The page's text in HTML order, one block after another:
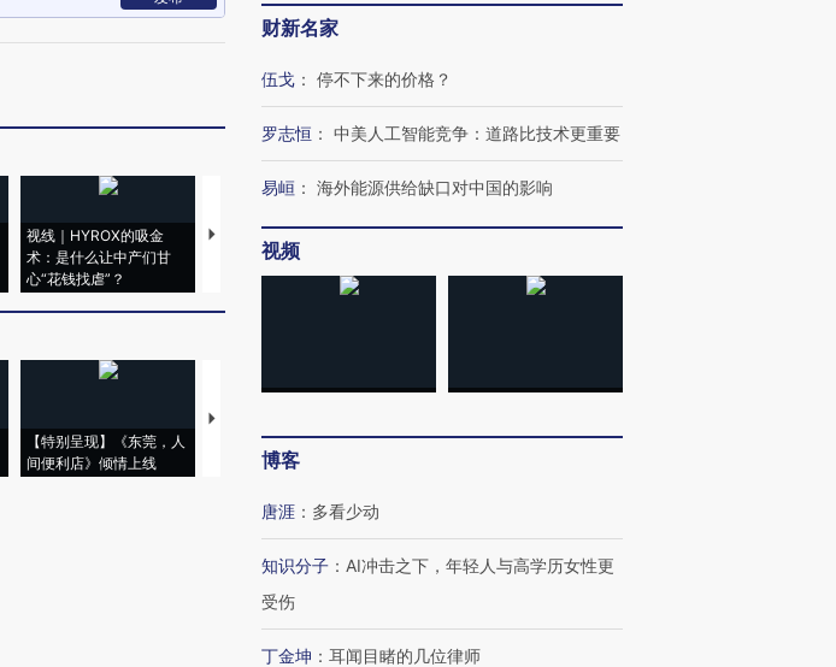
视线｜HYROX的吸金
术：是什么让中产们甘
心“花钱找虐”？
马航飞行员跨国走私7万
粒摇头丸 尿检体内含3种
育部长拱下台
飞地休达
【特别呈现】《东莞，人
间便利店》倾情上线
【推广】走进第四届链博
会，让数智科技“链”接产
【特别呈现】寻找100种
CFO：不靠规模取胜，华
财新名家
伍戈 ： 停不下来的价格？
罗志恒 ： 中美人工智能竞争：道路比技术更重要
易峘 ： 海外能源供给缺口对中国的影响
视频
博客
唐涯 ： 多看少动
知识分子 ： AI冲击之下，年轻人与高学历女性更
受伤
丁金坤 ： 耳闻目睹的几位律师